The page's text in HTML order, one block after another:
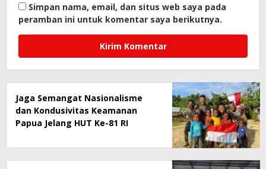
Simpan nama, email, dan situs web saya pada
peramban ini untuk komentar saya berikutnya.
Jaga Semangat Nasionalisme
dan Kondusivitas Keamanan
Papua Jelang HUT Ke-81 RI